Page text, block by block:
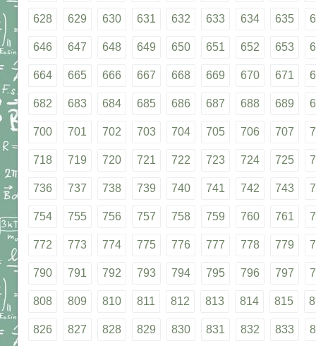
628 629 630 631 632 633 634 635
646 647 648 649 650 651 652 653
664 665 666 667 668 669 670 671
682 683 684 685 686 687 688 689
700 701 702 703 704 705 706 707
718 719 720 721 722 723 724 725
736 737 738 739 740 741 742 743
754 755 756 757 758 759 760 761
772 773 774 775 776 777 778 779
790 791 792 793 794 795 796 797
808 809 810 811 812 813 814 815
826 827 828 829 830 831 832 833